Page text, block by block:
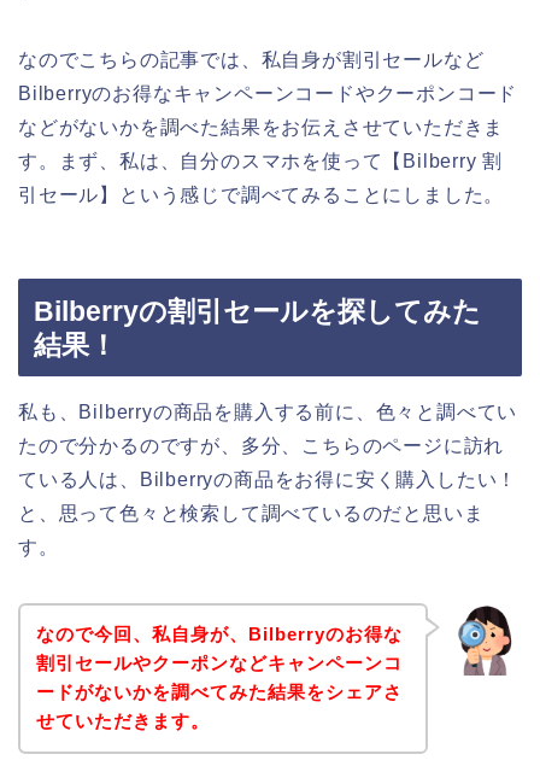
なのでこちらの記事では、私自身が割引セールなど
Bilberryのお得なキャンペーンコードやクーポンコード
などがないかを調べた結果をお伝えさせていただきま
す。まず、私は、自分のスマホを使って【Bilberry 割
引セール】という感じで調べてみることにしました。
Bilberryの割引セールを探してみた
結果！
私も、Bilberryの商品を購入する前に、色々と調べてい
たので分かるのですが、多分、こちらのページに訪れ
ている人は、Bilberryの商品をお得に安く購入したい！
と、思って色々と検索して調べているのだと思いま
す。
なので今回、私自身が、Bilberryのお得な
割引セールやクーポンなどキャンペーンコ
ードがないかを調べてみた結果をシェアさ
せていただきます。